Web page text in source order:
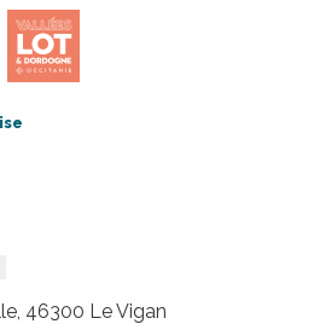
46300 Le Vigan